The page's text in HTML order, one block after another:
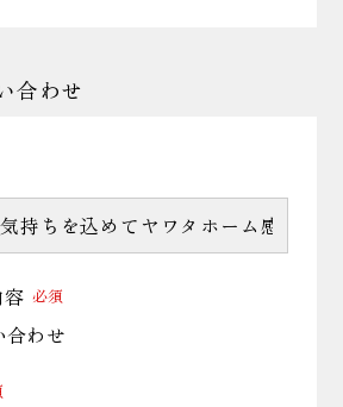
合わせ
必須
合わせ